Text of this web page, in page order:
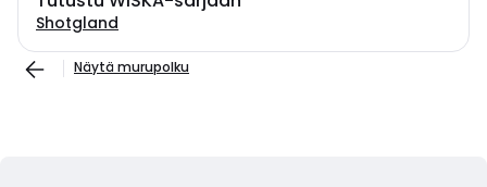
Shotgland
Näytä murupolku